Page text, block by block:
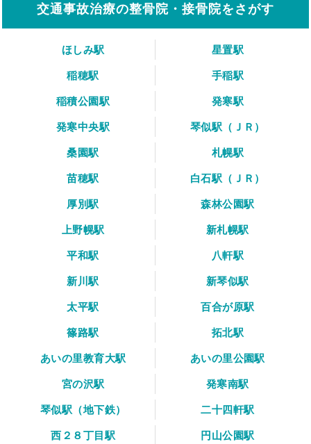
交通事故治療の整骨院・接骨院をさがす
ほしみ駅
星置駅
稲穂駅
手稲駅
稲積公園駅
発寒駅
発寒中央駅
琴似駅（ＪＲ）
桑園駅
札幌駅
苗穂駅
白石駅（ＪＲ）
厚別駅
森林公園駅
上野幌駅
新札幌駅
平和駅
八軒駅
新川駅
新琴似駅
太平駅
百合が原駅
篠路駅
拓北駅
あいの里教育大駅
あいの里公園駅
宮の沢駅
発寒南駅
琴似駅（地下鉄）
二十四軒駅
西２８丁目駅
円山公園駅